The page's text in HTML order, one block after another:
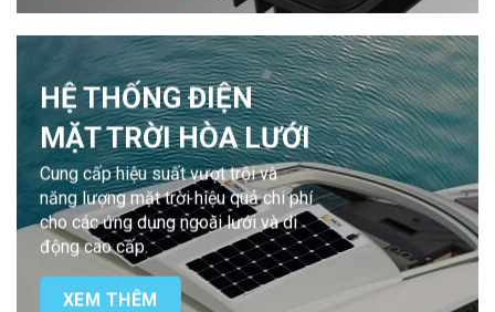
HỆ THỐNG ĐIỆN
MẶT TRỜI HÒA LƯỚI
Cung cấp hiệu suất vượt trội và
năng lượng mặt trời hiệu quả chi phí
cho các ứng dụng ngoài lưới và di
động cao cấp.
XEM THÊM